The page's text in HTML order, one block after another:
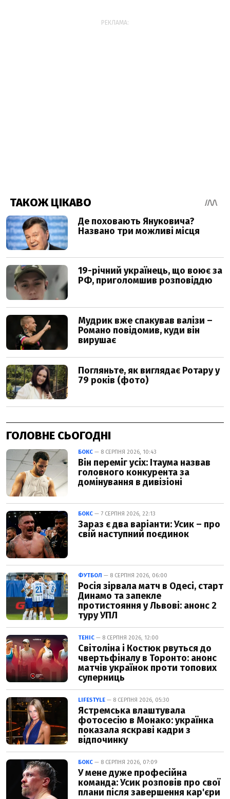
РЕКЛАМА:
ГОЛОВНЕ СЬОГОДНІ
БОКС — 8 СЕРПНЯ 2026, 10:43
Він переміг усіх: Ітаума назвав
головного конкурента за
домінування в дивізіоні
БОКС — 7 СЕРПНЯ 2026, 22:13
Зараз є два варіанти: Усик – про
свій наступний поєдинок
ФУТБОЛ — 8 СЕРПНЯ 2026, 06:00
Росія зірвала матч в Одесі, старт
Динамо та запекле
протистояння у Львові: анонс 2
туру УПЛ
ТЕНІС — 8 СЕРПНЯ 2026, 12:00
Світоліна і Костюк рвуться до
чвертьфіналу в Торонто: анонс
матчів українок проти топових
суперниць
LIFESTYLE — 8 СЕРПНЯ 2026, 05:30
Ястремська влаштувала
фотосесію в Монако: українка
показала яскраві кадри з
відпочинку
БОКС — 8 СЕРПНЯ 2026, 07:09
У мене дуже професійна
команда: Усик розповів про свої
плани після завершення кар'єри